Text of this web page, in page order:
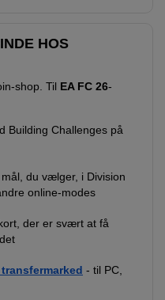
HOS
shop. Til EA FC 26-
Building Challenges på
du vælger, i Division
online-modes
der er svært at få
- til PC,